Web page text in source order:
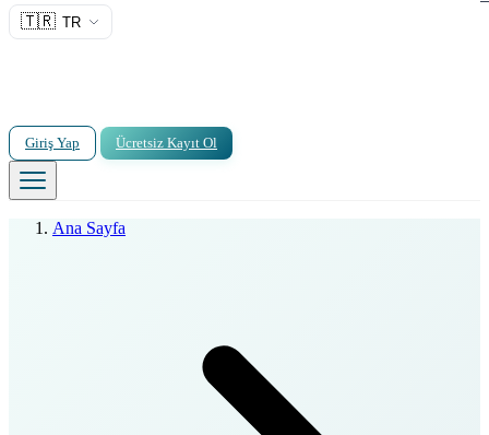
🇹🇷 TR
Giriş Yap Ücretsiz Kayıt Ol
Ana Sayfa